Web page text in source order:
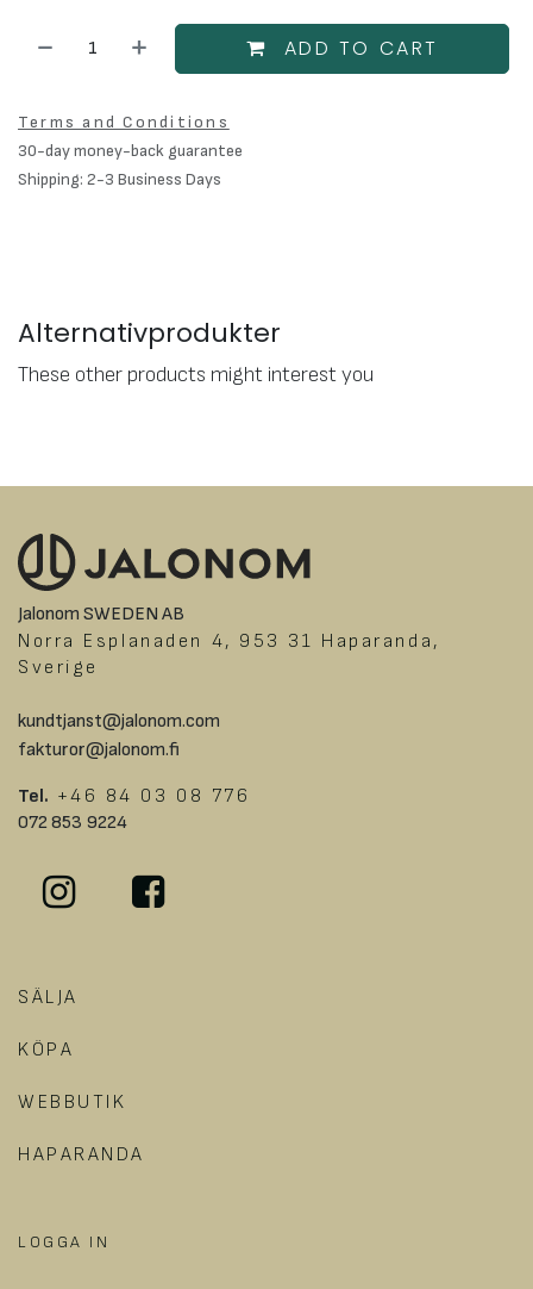
ADD TO CART
Terms and Conditions
30-day money-back guarantee
Shipping: 2-3 Business Days
Alternativprodukter
These other products might interest you
Jalonom SWEDEN AB
Norra Esplanaden 4, 953 31 Haparanda,
Sverige
kundtjanst@jalonom.com
fakturor@jalonom.fi
Tel. +46 84 03 08 776
072 853 9224
SÄLJA
KÖPA
WEBBUTIK
HAPARANDA
LOGGA IN